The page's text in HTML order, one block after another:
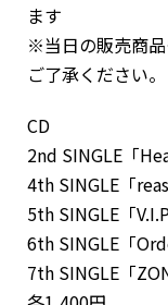
ます
※当日の販売商
ご了承ください。
CD
2nd SINGLE「
4th SINGLE「
5th SINGLE「
6th SINGLE「
7th SINGLE「